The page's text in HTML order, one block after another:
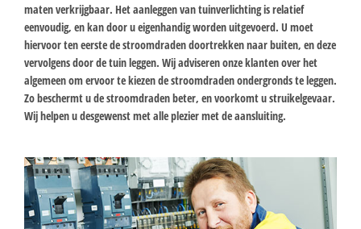
maten verkrijgbaar. Het aanleggen van tuinverlichting is relatief
eenvoudig, en kan door u eigenhandig worden uitgevoerd. U moet
hiervoor ten eerste de stroomdraden doortrekken naar buiten, en deze
vervolgens door de tuin leggen. Wij adviseren onze klanten over het
algemeen om ervoor te kiezen de stroomdraden ondergronds te leggen.
Zo beschermt u de stroomdraden beter, en voorkomt u struikelgevaar.
Wij helpen u desgewenst met alle plezier met de aansluiting.